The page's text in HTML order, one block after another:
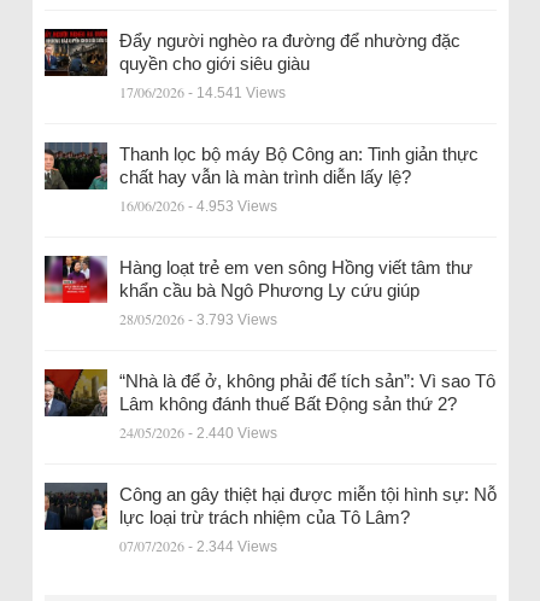
Đẩy người nghèo ra đường để nhường đặc
quyền cho giới siêu giàu
17/06/2026 - 14.541 Views
Thanh lọc bộ máy Bộ Công an: Tinh giản thực
chất hay vẫn là màn trình diễn lấy lệ?
16/06/2026 - 4.953 Views
Hàng loạt trẻ em ven sông Hồng viết tâm thư
khẩn cầu bà Ngô Phương Ly cứu giúp
28/05/2026 - 3.793 Views
“Nhà là để ở, không phải để tích sản”: Vì sao Tô
Lâm không đánh thuế Bất Động sản thứ 2?
24/05/2026 - 2.440 Views
Công an gây thiệt hại được miễn tội hình sự: Nỗ
lực loại trừ trách nhiệm của Tô Lâm?
07/07/2026 - 2.344 Views